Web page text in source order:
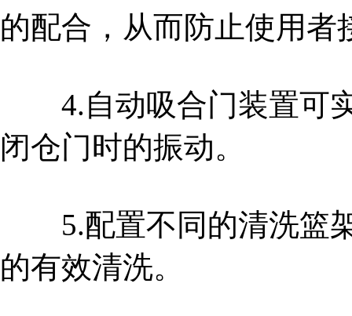
的配合，从而防止使用
4.自动吸合门装置可实
闭仓门时的振动。
5.配置不同的清洗篮架
的有效清洗。